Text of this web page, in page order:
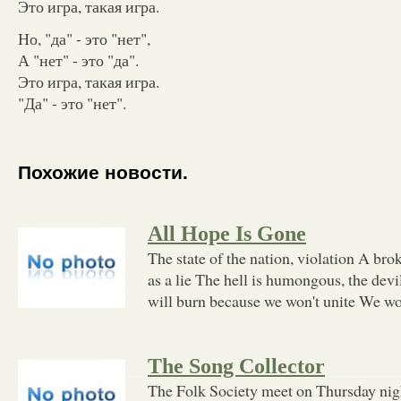
Это игра, такая игра.
Но, "да" - это "нет",
А "нет" - это "да".
Это игра, такая игра.
"Да" - это "нет".
Похожие новости.
All Hope Is Gone
The state of the nation, violation A
as a lie The hell is humongous, the
will burn because we won't unite We
The Song Collector
The Folk Society meet on Thursday